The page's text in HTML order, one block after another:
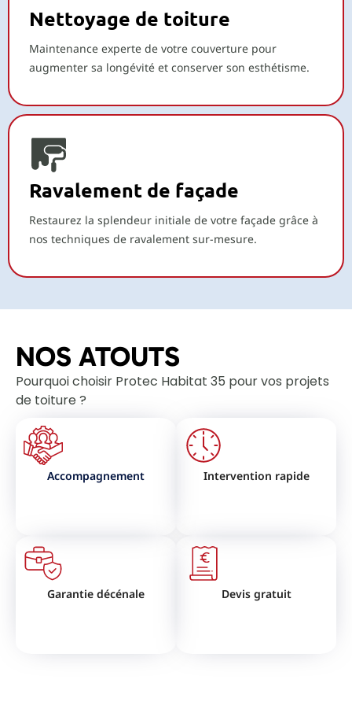
Nettoyage de toiture
Maintenance experte de votre couverture pour
augmenter sa longévité et conserver son esthétisme.
Ravalement de façade
Restaurez la splendeur initiale de votre façade grâce à
nos techniques de ravalement sur-mesure.
NOS ATOUTS
Pourquoi choisir Protec Habitat 35 pour vos projets
de toiture ?
Accompagnement Intervention rapide
Garantie décénale Devis gratuit